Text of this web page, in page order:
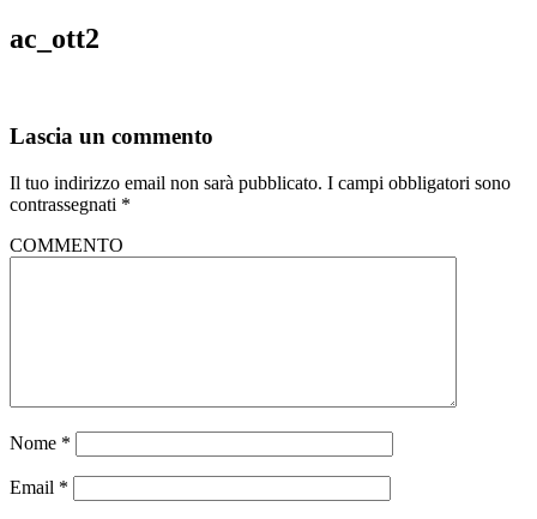
ac_ott2
Lascia un commento
Il tuo indirizzo email non sarà pubblicato. I campi obbligatori sono
contrassegnati *
COMMENTO
Nome *
Email *